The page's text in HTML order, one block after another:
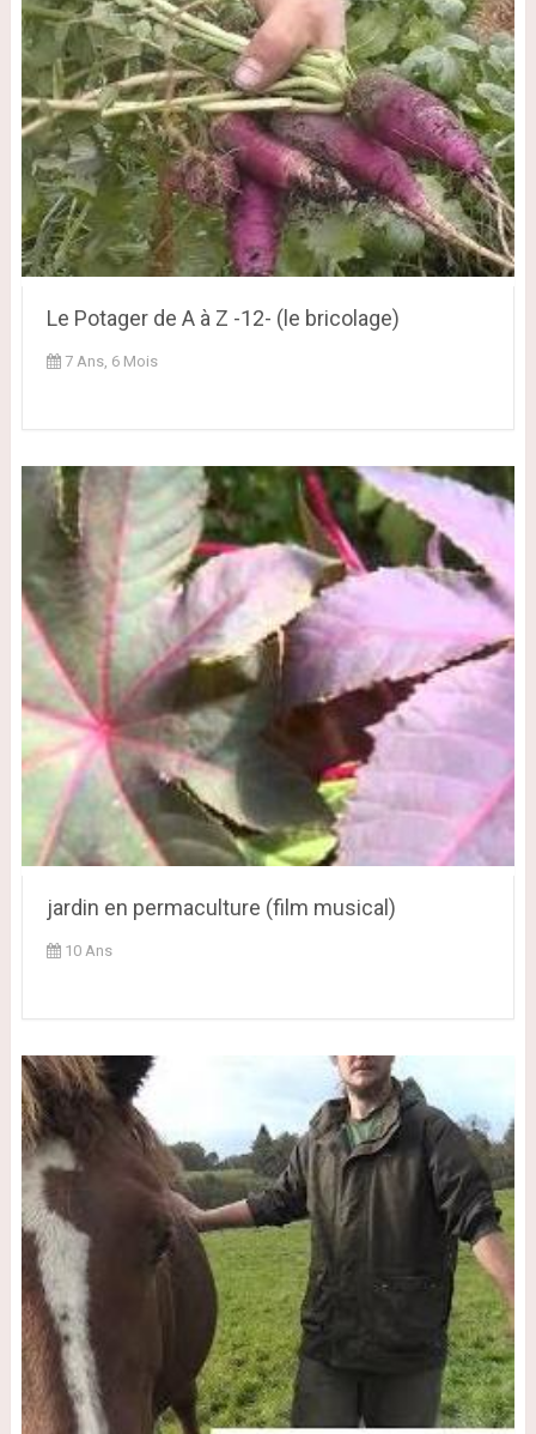
Le Potager de A à Z -12- (le bricolage)
7 Ans, 6 Mois
jardin en permaculture (film musical)
10 Ans